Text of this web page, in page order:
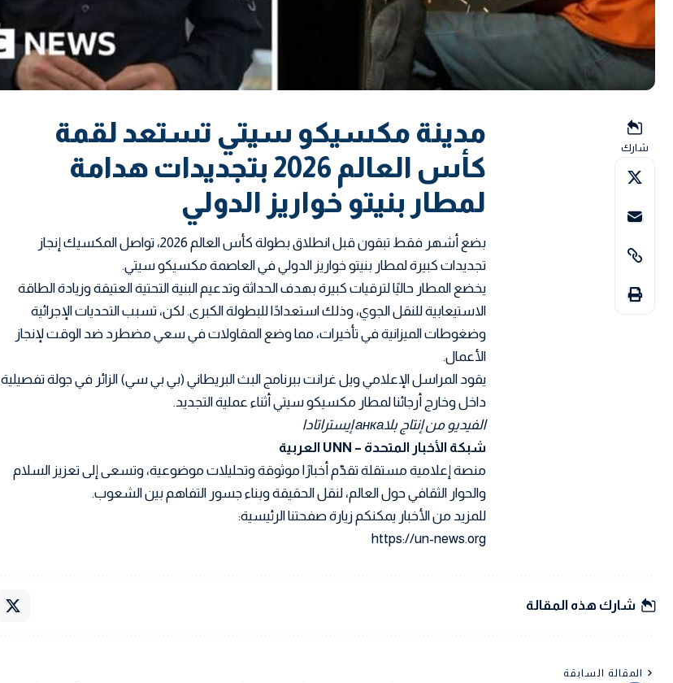
شارك
مدينة مكسيكو سيتي تستعد لقمة
كأس العالم 2026 بتجديدات هدامة
لمطار بنيتو خواريز الدولي
بضع أشهر فقط تبقون قبل انطلاق بطولة كأس العالم 2026، تواصل المكسيك إنجاز
تجديدات كبيرة لمطار بنيتو خواريز الدولي في العاصمة مكسيكو سيتي.
يخضع المطار حاليًا لترقيات كبيرة بهدف الحداثة وتدعيم البنية التحتية العتيقة وزيادة الطاقة
الاستيعابية للنقل الجوي، وذلك استعدادًا للبطولة الكبرى. لكن، تسبب التحديات الإجرائية
وضغوطات الميزانية في تأخيرات، مما وضع المقاولات في سعي مضطرد ضد الوقت لإنجاز
الأعمال.
يقود المراسل الإعلامي ويل غرانت ببرنامج البث البريطاني (بي بي سي) الزائر في جولة تفصيلية
داخل وخارج أرجائنا لمطار مكسيكو سيتي أثناء عملية التجديد.
الفيديو من إنتاج بلاанка إيستراتادا
شبكة الأخبار المتحدة – UNN العربية
منصة إعلامية مستقلة تقدّم أخبارًا موثوقة وتحليلات موضوعية، وتسعى إلى تعزيز السلام
والحوار الثقافي حول العالم، لنقل الحقيقة وبناء جسور التفاهم بين الشعوب.
للمزيد من الأخبار يمكنكم زيارة صفحتنا الرئيسية:
https://un-news.org
شارك هذه المقالة
المقالة السابقة